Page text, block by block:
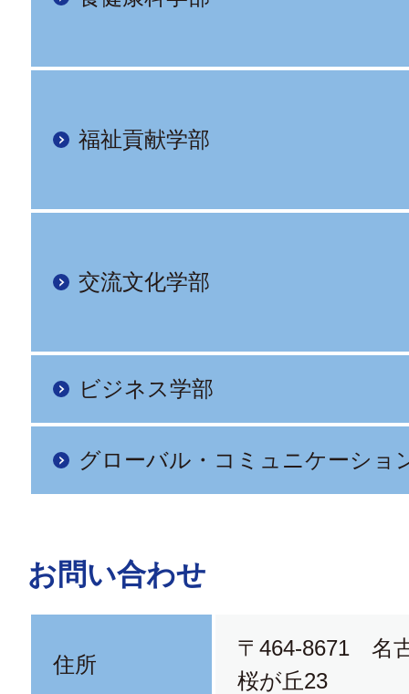
福祉貢献学部
交流文化学部
ビジネス学部
グローバル・コミュニケーショ
お問い合わせ
住所
〒464-8671 名
桜が丘23